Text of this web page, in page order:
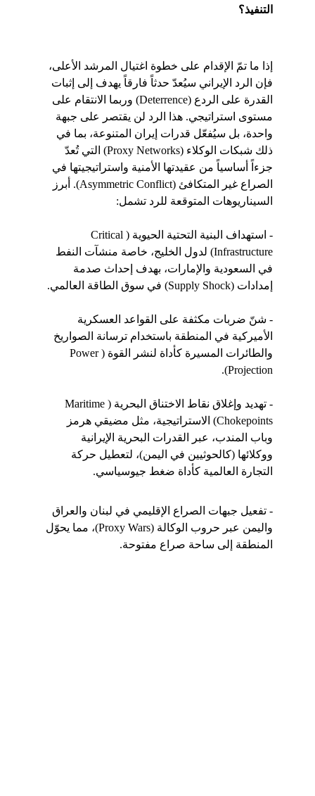
التنفيذ؟
إذا ما تمّ الإقدام على خطوة اغتيال المرشد الأعلى،
فإن الرد الإيراني سيُعدّ حدثاً فارقاً يهدف إلى إثبات
القدرة على الردع (Deterrence) وربما الانتقام على
مستوى استراتيجي. هذا الرد لن يقتصر على جبهة
واحدة، بل سيُفعّل قدرات إيران المتنوعة، بما في
ذلك شبكات الوكلاء (Proxy Networks) التي تُعدّ
جزءاً أساسياً من عقيدتها الأمنية واستراتيجيتها في
الصراع غير المتكافئ (Asymmetric Conflict). أبرز
السيناريوهات المتوقعة للرد تشمل:
- استهداف البنية التحتية الحيوية (Critical
Infrastructure) لدول الخليج، خاصة منشآت النفط
في السعودية والإمارات، بهدف إحداث صدمة
إمدادات (Supply Shock) في سوق الطاقة العالمي.
- شنّ ضربات مكثفة على القواعد العسكرية
الأميركية في المنطقة باستخدام ترسانة الصواريخ
والطائرات المسيرة كأداة لنشر القوة (Power
Projection).
- تهديد وإغلاق نقاط الاختناق البحرية (Maritime
Chokepoints) الاستراتيجية، مثل مضيقي هرمز
وباب المندب، عبر القدرات البحرية الإيرانية
ووكلائها (كالحوثيين في اليمن)، لتعطيل حركة
التجارة العالمية كأداة ضغط جيوسياسي.
- تفعيل جبهات الصراع الإقليمي في لبنان والعراق
واليمن عبر حروب الوكالة (Proxy Wars)، مما يحوّل
المنطقة إلى ساحة صراع مفتوحة.